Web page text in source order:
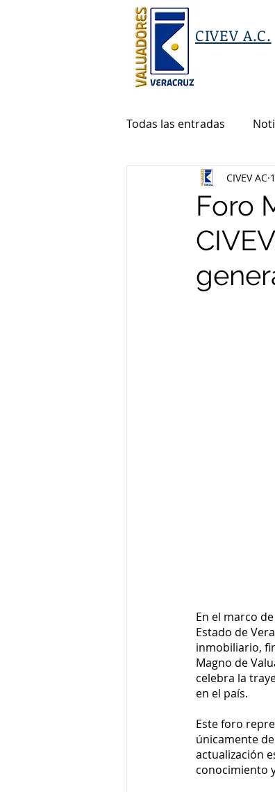
CIVEV A.C.
Todas las entradas
Foro
CIVEV AC
En el marco
Estado de
inmobiliario,
Magno de
celebra la
en el país.
Este foro
únicamente
actualización
conocimiento